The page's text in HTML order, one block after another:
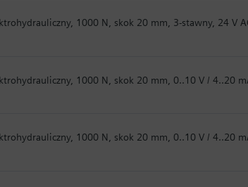
1000 N, skok 20 mm, 3-stawny, 24 V
1000 N, skok 20 mm, 0..10 V / 4..20
1000 N, skok 20 mm, 0..10 V / 4..20